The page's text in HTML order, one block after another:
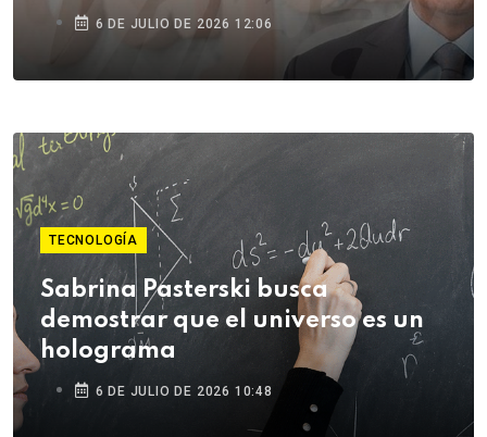
campaña de Fiestas Patrias
6 DE JULIO DE 2026 12:06
TECNOLOGÍA
Sabrina Pasterski busca
demostrar que el universo es un
holograma
6 DE JULIO DE 2026 10:48